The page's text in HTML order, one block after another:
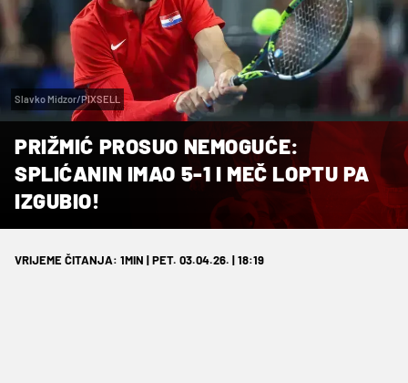
Slavko Midzor/PIXSELL
PRIŽMIĆ PROSUO NEMOGUĆE:
SPLIĆANIN IMAO 5-1 I MEČ LOPTU PA
IZGUBIO!
VRIJEME ČITANJA: 1MIN | PET. 03.04.26. | 18:19